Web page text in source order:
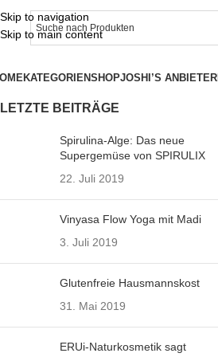
Skip to navigation
Skip to main content
KATEGORIENSHOPJOSHI’S ANBIETER
LETZTE BEITRÄGE
Spirulina-Alge: Das neue
Supergemüse von SPIRULIX
22. Juli 2019
Vinyasa Flow Yoga mit Madi
3. Juli 2019
Glutenfreie Hausmannskost
31. Mai 2019
ERUi-Naturkosmetik sagt